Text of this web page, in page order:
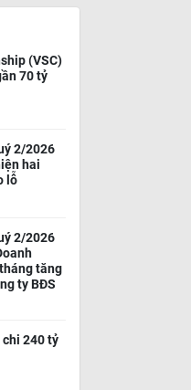
(VSC)
70 tỷ
2/2026
hai
lỗ
2/2026
tăng
ty BĐS
chi 240 tỷ